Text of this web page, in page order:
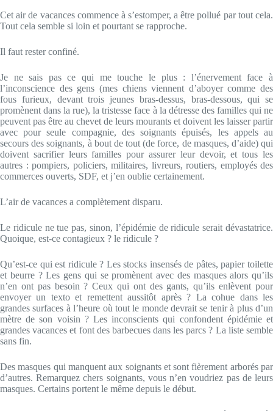
Cet air de vacances commence à s’estomper, a être pollué par tout cela.
Tout cela semble si loin et pourtant se rapproche.
Il faut rester confiné.
Je ne sais pas ce qui me touche le plus : l’énervement face à
l’inconscience des gens (mes chiens viennent d’aboyer comme des
fous furieux, devant trois jeunes bras-dessus, bras-dessous, qui se
promènent dans la rue), la tristesse face à la détresse des familles qui ne
peuvent pas être au chevet de leurs mourants et doivent les laisser partir
avec pour seule compagnie, des soignants épuisés, les appels au
secours des soignants, à bout de tout (de force, de masques, d’aide) qui
doivent sacrifier leurs familles pour assurer leur devoir, et tous les
autres : pompiers, policiers, militaires, livreurs, routiers, employés des
commerces ouverts, SDF, et j’en oublie certainement.
L’air de vacances a complètement disparu.
Le ridicule ne tue pas, sinon, l’épidémie de ridicule serait dévastatrice.
Quoique, est-ce contagieux ? le ridicule ?
Qu’est-ce qui est ridicule ? Les stocks insensés de pâtes, papier toilette
et beurre ? Les gens qui se promènent avec des masques alors qu’ils
n’en ont pas besoin ? Ceux qui ont des gants, qu’ils enlèvent pour
envoyer un texto et remettent aussitôt après ? La cohue dans les
grandes surfaces à l’heure où tout le monde devrait se tenir à plus d’un
mètre de son voisin ? Les inconscients qui confondent épidémie et
grandes vacances et font des barbecues dans les parcs ? La liste semble
sans fin.
Des masques qui manquent aux soignants et sont fièrement arborés par
d’autres. Remarquez chers soignants, vous n’en voudriez pas de leurs
masques. Certains portent le même depuis le début.